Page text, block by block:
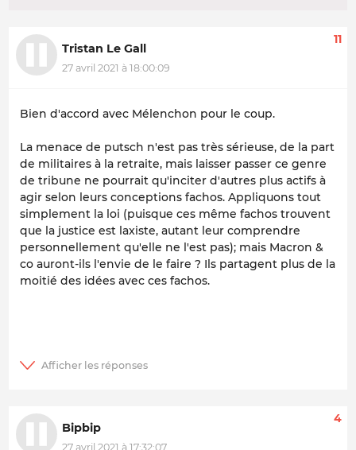
Tristan Le Gall
27 avril 2021 à 18:00:09
11
Bien d'accord avec Mélenchon pour le coup.
La menace de putsch n'est pas très sérieuse, de la part
de militaires à la retraite, mais laisser passer ce genre
de tribune ne pourrait qu'inciter d'autres plus actifs à
agir selon leurs conceptions fachos. Appliquons tout
simplement la loi (puisque ces même fachos trouvent
que la justice est laxiste, autant leur comprendre
personnellement qu'elle ne l'est pas); mais Macron &
co auront-ils l'envie de le faire ? Ils partagent plus de la
moitié des idées avec ces fachos.
Bipbip
27 avril 2021 à 17:32:07
4